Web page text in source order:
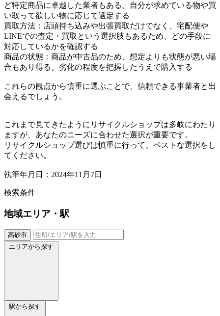
ど特定商品に卓越した業者もある。自分が求めている物や買
い取って欲しい物に応じて選定する
買取方法：店頭持ち込みや出張買取だけでなく、宅配便や
LINEでの査定・買取という選択肢もあるため、どの手段に
対応しているかを確認する
商品の状態：商品が中古品のため、想定よりも状態が悪い場
合もあり得る。劣化の程度を把握したうえで購入する
これらの観点から慎重に選ぶことで、信頼できる事業者と出
会えるでしょう。
これまで見てきたようにリサイクルショップは多岐にわたり
ますが、あなたのニーズに合わせた選択が重要です。
リサイクルショップ選びは慎重に行って、ベストな選択をし
てください。
執筆年月日：2024年11月7日
検索条件
地域エリア・駅
高砂市
エリアから探す
駅から探す